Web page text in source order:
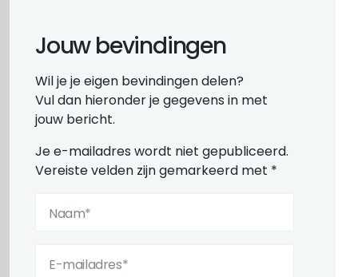
Jouw bevindingen
Wil je je eigen bevindingen delen?
Vul dan hieronder je gegevens in met
jouw bericht.
Je e-mailadres wordt niet gepubliceerd.
Vereiste velden zijn gemarkeerd met *